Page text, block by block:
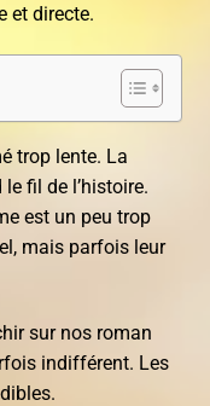
et directe.
trop lente. La
fil de l’histoire.
est un peu trop
mais parfois leur
sur nos roman
indifférent. Les